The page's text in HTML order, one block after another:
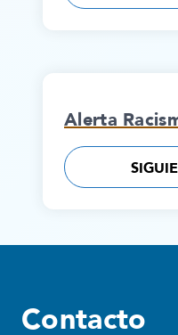
Alerta
Contacto